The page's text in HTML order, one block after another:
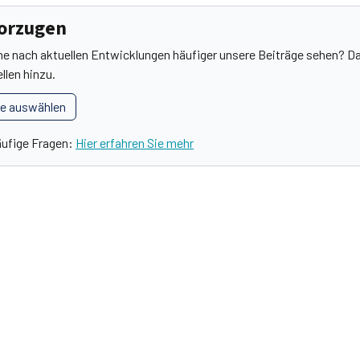
nach aktuellen Entwicklungen häufiger unsere Beiträge sehen?
hinzu.
auswählen
Fragen: Hier erfahren Sie mehr